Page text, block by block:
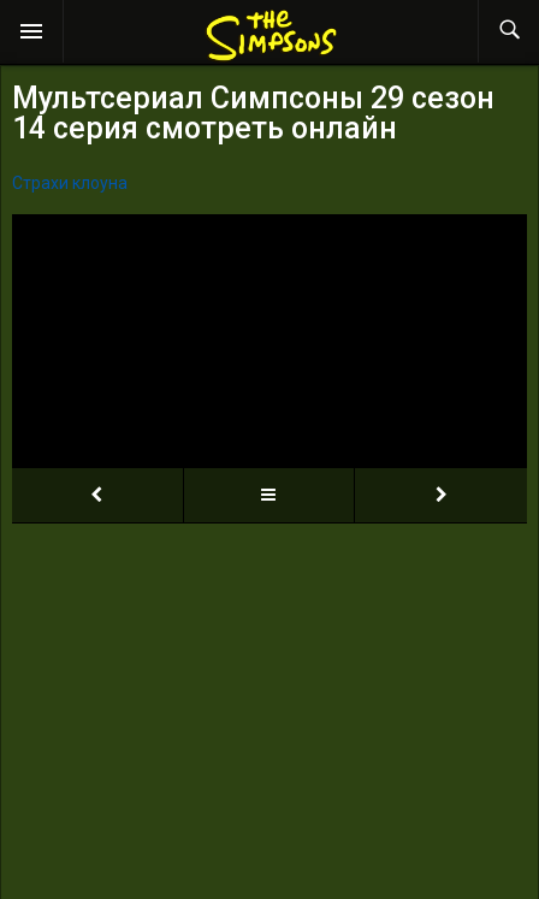
Мультсериал Симпсоны 29 сезон
14 серия смотреть онлайн
Страхи клоуна